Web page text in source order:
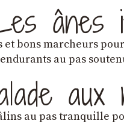
ânes
et bons marcheurs
au pas
aux
au pas tranquille